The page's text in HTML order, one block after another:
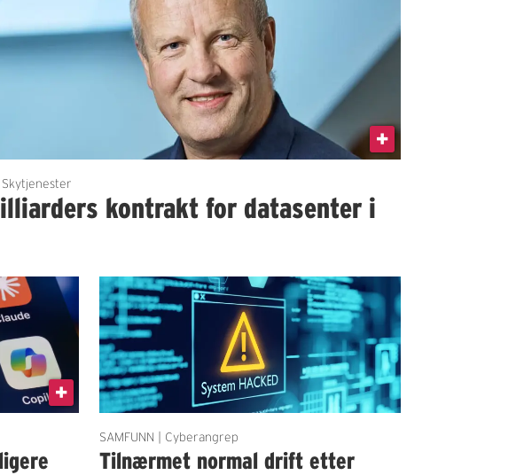
Skytjenester
kontrakt for datasenter i
SAMFUNN | Cyberangrep
Tilnærmet normal drift etter